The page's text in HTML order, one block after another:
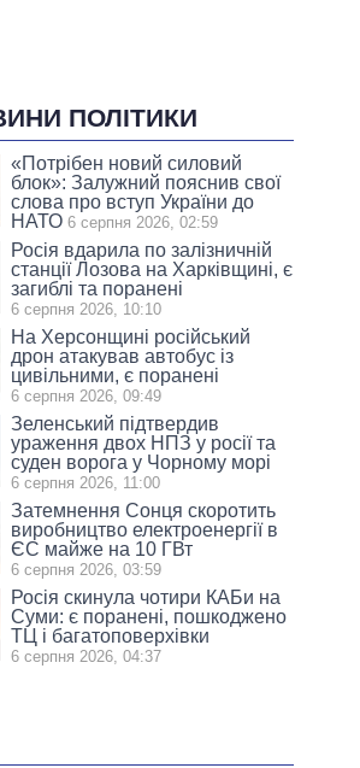
ПОЛІТИКИ
«Потрібен новий силовий
блок»: Залужний пояснив свої
слова про вступ України до
НАТО 6 серпня 2026, 02:59
Росія вдарила по залізничній
станції Лозова на Харківщині, є
загиблі та поранені
6 серпня 2026, 10:10
На Херсонщині російський
дрон атакував автобус із
цивільними, є поранені
6 серпня 2026, 09:49
Зеленський підтвердив
ураження двох НПЗ у росії та
суден ворога у Чорному морі
6 серпня 2026, 11:00
Затемнення Сонця скоротить
виробництво електроенергії в
ЄС майже на 10 ГВт
6 серпня 2026, 03:59
Росія скинула чотири КАБи на
Суми: є поранені, пошкоджено
ТЦ і багатоповерхівки
6 серпня 2026, 04:37